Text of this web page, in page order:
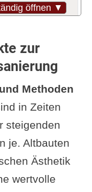
öffnen ▼
und
So
zur
Methoden
in Zeiten
steigenden
je. Altbauten
Ästhetik
wertvolle